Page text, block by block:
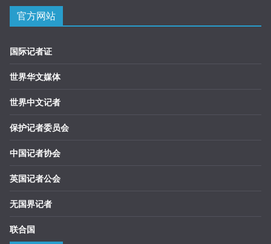
官方网站
国际记者证
世界华文媒体
世界中文记者
保护记者委员会
中国记者协会
英国记者公会
无国界记者
联合国